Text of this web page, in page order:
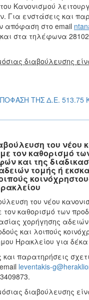
του Κανονισμού
Για ενστάσεις και
απόφαση στο email
και στα τηλέφωνα
διαβούλευσης
ΤΗΣ Δ.Ε. 513.75
του νέου
τον καθορισμό
και της
τομής ή
του νέου
καθορισμό των
χορήγησης
και λοιπούς
Ηρακλείου για
και παρατηρήσεις
leventakis-
διαβούλευσης